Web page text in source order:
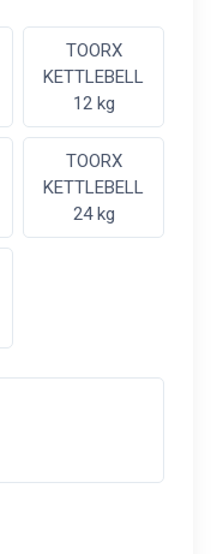
TOORX
KETTLEBELL
12 kg
TOORX
KETTLEBELL
24 kg